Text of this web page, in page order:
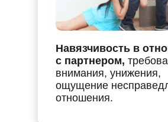
Навязчивость в
с партнером,
внимания, унижения,
ощущение
отношения.